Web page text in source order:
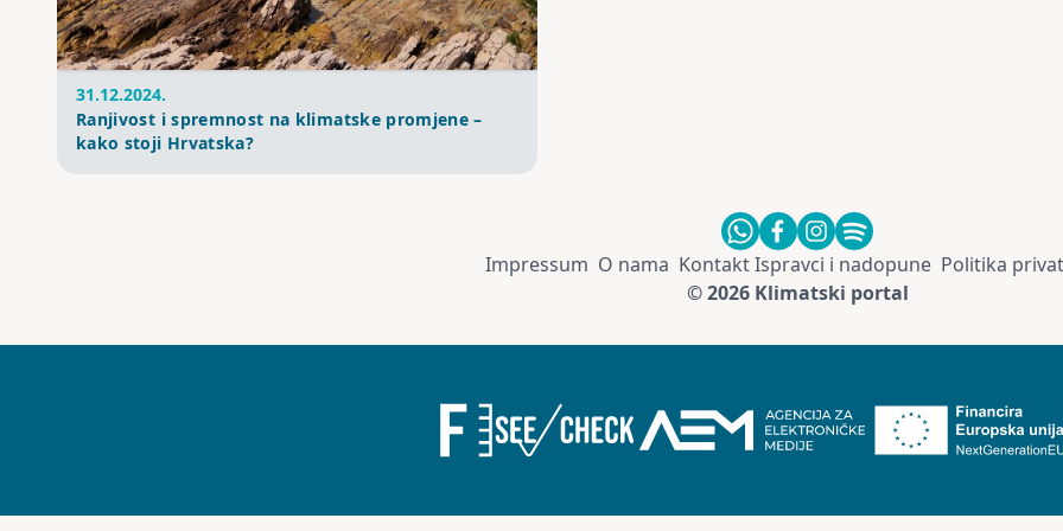
31.12.2024.
Ranjivost i spremnost na klimatske promjene –
kako stoji Hrvatska?
Impressum O nama KontaktIspravci i nadopune Politika
© 2026 Klimatski portal